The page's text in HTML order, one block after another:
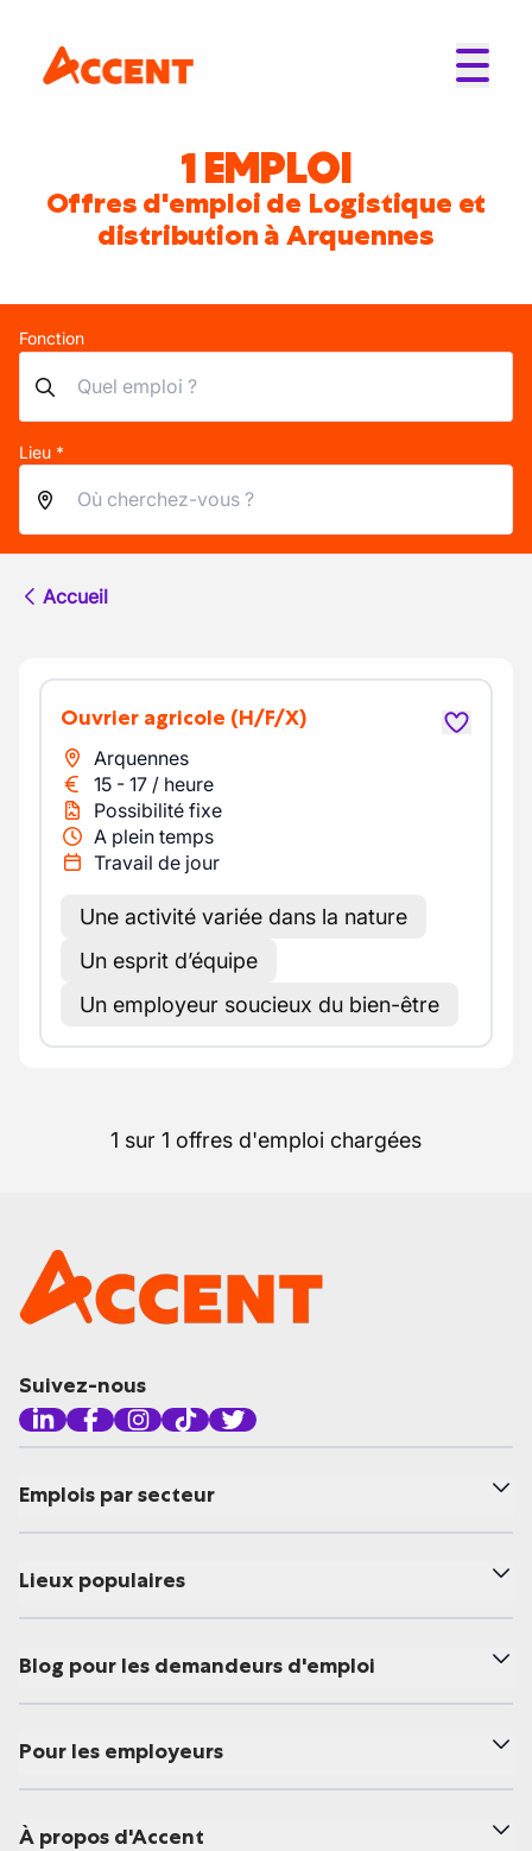
1 EMPLOI
Offres d'emploi de Logistique et
distribution à Arquennes
Fonction
Lieu *
Accueil
Ouvrier agricole (H/F/X)
Arquennes
15 - 17 / heure
Possibilité fixe
A plein temps
Travail de jour
Une activité variée dans la nature
Un esprit d’équipe
Un employeur soucieux du bien-être
1 sur 1 offres d'emploi chargées
Suivez-nous
Emplois par secteur
Lieux populaires
Blog pour les demandeurs d'emploi
Pour les employeurs
À propos d'Accent